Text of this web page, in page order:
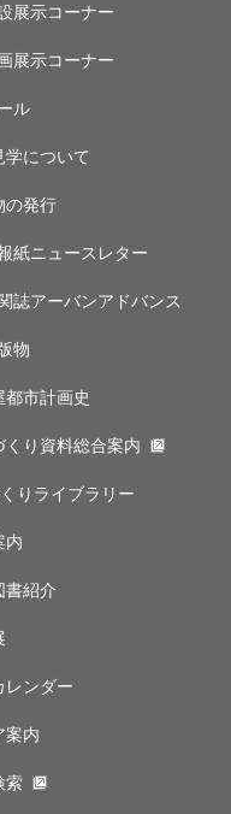
展示コーナー
展示コーナー
ル
学について
の発行
紙ニュースレター
誌アーバンアドバンス
物
都市計画史
くり資料総合案内
りライブラリー
内
書紹介
レンダー
案内
索